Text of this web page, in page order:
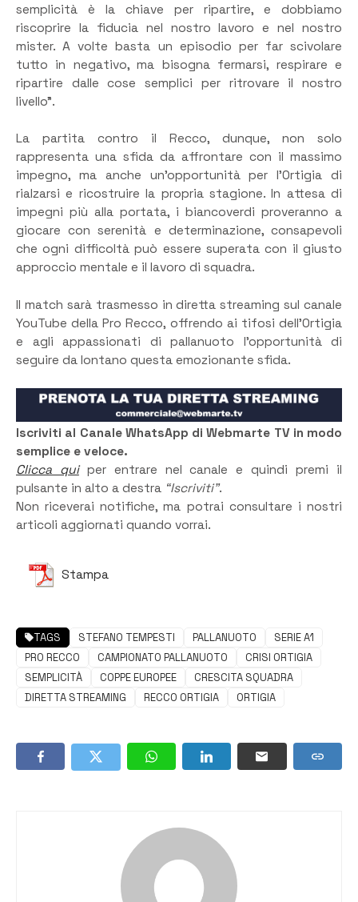
semplicità è la chiave per ripartire, e dobbiamo
riscoprire la fiducia nel nostro lavoro e nel nostro
mister. A volte basta un episodio per far scivolare
tutto in negativo, ma bisogna fermarsi, respirare e
ripartire dalle cose semplici per ritrovare il nostro
livello”.
La partita contro il Recco, dunque, non solo
rappresenta una sfida da affrontare con il massimo
impegno, ma anche un’opportunità per l’Ortigia di
rialzarsi e ricostruire la propria stagione. In attesa di
impegni più alla portata, i biancoverdi proveranno a
giocare con serenità e determinazione, consapevoli
che ogni difficoltà può essere superata con il giusto
approccio mentale e il lavoro di squadra.
Il match sarà trasmesso in diretta streaming sul canale
YouTube della Pro Recco, offrendo ai tifosi dell’Ortigia
e agli appassionati di pallanuoto l’opportunità di
seguire da lontano questa emozionante sfida.
Iscriviti al Canale WhatsApp di Webmarte TV in modo
semplice e veloce.
Clicca quiper entrare nel canale e quindi premi il
pulsante in alto a destra “Iscriviti”.
Non riceverai notifiche, ma potrai consultare i nostri
articoli aggiornati quando vorrai.
Stampa
TAGS STEFANO TEMPESTI PALLANUOTO
SERIE A1
PRO RECCO
CAMPIONATO PALLANUOTO
CRISI ORTIGIA
SEMPLICITÀ
COPPE EUROPEE
CRESCITA SQUADRA
DIRETTA STREAMING
RECCO ORTIGIA ORTIGIA